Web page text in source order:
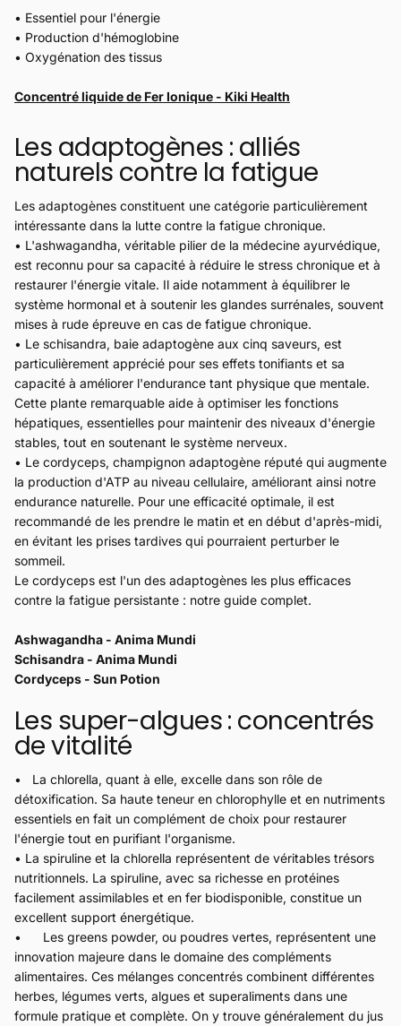
• Essentiel pour l'énergie
• Production d'hémoglobine
• Oxygénation des tissus
Concentré liquide de Fer Ionique - Kiki Health
Les adaptogènes : alliés
naturels contre la fatigue
Les adaptogènes constituent une catégorie particulièrement
intéressante dans la lutte contre la fatigue chronique.
• L'ashwagandha, véritable pilier de la médecine ayurvédique,
est reconnu pour sa capacité à réduire le stress chronique et à
restaurer l'énergie vitale. Il aide notamment à équilibrer le
système hormonal et à soutenir les glandes surrénales, souvent
mises à rude épreuve en cas de fatigue chronique.
• Le schisandra, baie adaptogène aux cinq saveurs, est
particulièrement apprécié pour ses effets tonifiants et sa
capacité à améliorer l'endurance tant physique que mentale.
Cette plante remarquable aide à optimiser les fonctions
hépatiques, essentielles pour maintenir des niveaux d'énergie
stables, tout en soutenant le système nerveux.
• Le cordyceps, champignon adaptogène réputé qui augmente
la production d'ATP au niveau cellulaire, améliorant ainsi notre
endurance naturelle. Pour une efficacité optimale, il est
recommandé de les prendre le matin et en début d'après-midi,
en évitant les prises tardives qui pourraient perturber le
sommeil.
Le cordyceps est l'un des adaptogènes les plus efficaces
contre la fatigue persistante : notre guide complet.
Ashwagandha - Anima Mundi
Schisandra - Anima Mundi
Cordyceps - Sun Potion
Les super-algues : concentrés
de vitalité
• La chlorella, quant à elle, excelle dans son rôle de
détoxification. Sa haute teneur en chlorophylle et en nutriments
essentiels en fait un complément de choix pour restaurer
l'énergie tout en purifiant l'organisme.
• La spiruline et la chlorella représentent de véritables trésors
nutritionnels. La spiruline, avec sa richesse en protéines
facilement assimilables et en fer biodisponible, constitue un
excellent support énergétique.
• Les greens powder, ou poudres vertes, représentent une
innovation majeure dans le domaine des compléments
alimentaires. Ces mélanges concentrés combinent différentes
herbes, légumes verts, algues et superaliments dans une
formule pratique et complète. On y trouve généralement du jus